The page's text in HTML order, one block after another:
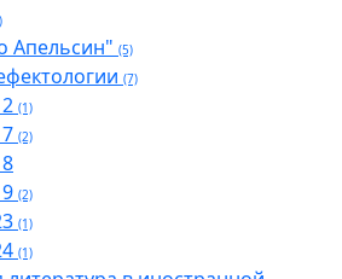
Апельсин" (5)
(7)
(1)
(2)
(2)
(1)
(1)